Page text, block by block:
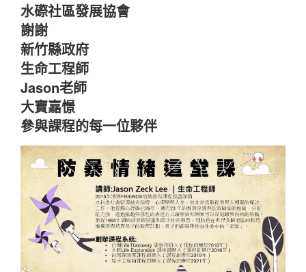
水磜社區發展協會
謝謝
新竹縣政府
生命工程師
Jason老師
大寶嘉憬
參與課程的每一位夥伴